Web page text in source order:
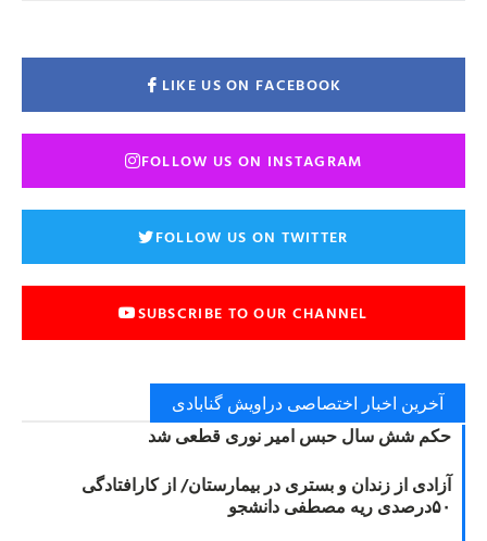
LIKE US ON FACEBOOK
FOLLOW US ON INSTAGRAM
FOLLOW US ON TWITTER
SUBSCRIBE TO OUR CHANNEL
آخرین اخبار اختصاصی دراویش گنابادی
حکم شش سال حبس امیر نوری قطعی شد
آزادی از زندان و بستری در بیمارستان/ از کارافتادگی
۵۰درصدی ریه مصطفی دانشجو